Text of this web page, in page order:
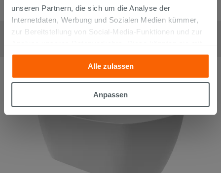
unseren Partnern, die sich um die Analyse der
Internetdaten, Werbung und Sozialen Medien kümmer,
zur Bereitstellung von Social-Media-Funktionen und zur
anderen Informationen, die Sie ihnen geliefert haben oder
die sie aufgrund Ihrer Verwendung ihrer Dienste
gesammelt haben, kombinieren. Falls Sie mehr wissen
möchten oder Ihre Zustimmung zu allen oder einigen
Zustimmung kann durch Klicken auf die Schaltfläche
„Cookies akzeptieren“ gegeben werden. Wenn Sie auf
die Schaltfläche "X" klicken, können Sie das Surfen erst
nach der Installation der technischen Cookies fortsetzen.
Alle zulassen
Anpassen
Freistehende Badewanne Ideal Standard Atelier Around 180x85
cm Weiß Glänzend
2.799,90€